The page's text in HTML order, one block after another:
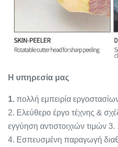
Η υπηρεσία μας
1. πολλή εμπειρία
2. Ελεύθερο έργο τέχνης &
εγγύηση αντιστοιχιών τιμών
4. Εσπευσμένη παραγωγή